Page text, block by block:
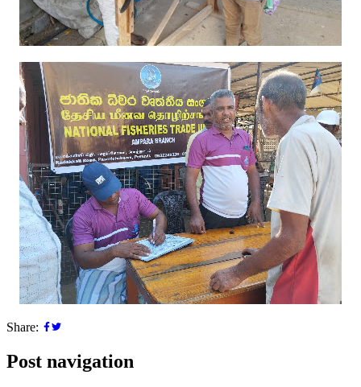
Share:
Post navigation